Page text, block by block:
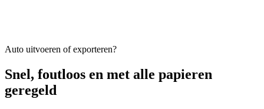
Auto uitvoeren of exporteren?
Snel, foutloos en met alle papieren
geregeld